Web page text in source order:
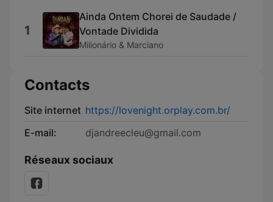
1
Ainda Ontem Chorei de Saudade /
Vontade Dividida
Milionário & Marciano
Contacts
Site internet https://lovenight.orplay.com.br/
E-mail:
djandreecleu@gmail.com
Réseaux sociaux